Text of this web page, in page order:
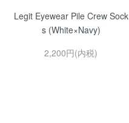
Legit Eyewear Pile Crew Sock
s (White×Navy)
2,200円(内税)